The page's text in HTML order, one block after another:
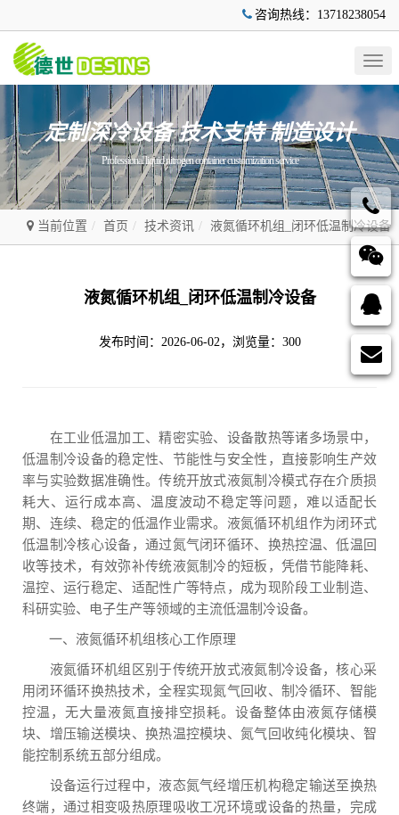
咨询热线：13718238054
定制深冷设备 技术支持 制造设计
Professional liquid nitrogen container customization service
当前位置 首页 技术资讯 液氮循环机组_闭环低温制冷设备
液氮循环机组_闭环低温制冷设备
发布时间：2026-06-02，浏览量：300
在工业低温加工、精密实验、设备散热等诸多场景中，
低温制冷设备的稳定性、节能性与安全性，直接影响生产效
率与实验数据准确性。传统开放式液氮制冷模式存在介质损
耗大、运行成本高、温度波动不稳定等问题，难以适配长
期、连续、稳定的低温作业需求。液氮循环机组作为闭环式
低温制冷核心设备，通过氮气闭环循环、换热控温、低温回
收等技术，有效弥补传统液氮制冷的短板，凭借节能降耗、
温控、运行稳定、适配性广等特点，成为现阶段工业制造、
科研实验、电子生产等领域的主流低温制冷设备。
一、液氮循环机组核心工作原理
液氮循环机组区别于传统开放式液氮制冷设备，核心采
用闭环循环换热技术，全程实现氮气回收、制冷循环、智能
控温，无大量液氮直接排空损耗。设备整体由液氮存储模
块、增压输送模块、换热温控模块、氮气回收纯化模块、智
能控制系统五部分组成。
设备运行过程中，液态氮气经增压机构稳定输送至换热
终端，通过相变吸热原理吸收工况环境或设备的热量，完成